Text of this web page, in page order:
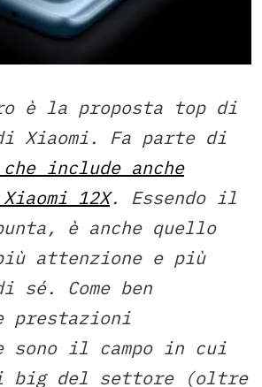
è la proposta top di
di Xiaomi. Fa parte di
include anche
12X. Essendo il
è anche quello
attenzione e più
sé. Come ben
prestazioni
sono il campo in cui
big del settore (oltre